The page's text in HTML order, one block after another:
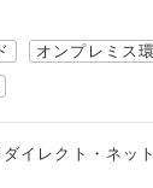
オンプレミス
イレクト・ネッ